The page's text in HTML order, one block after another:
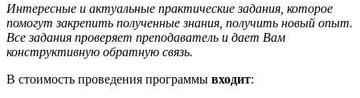
Интересные и актуальные практические задания, которое
помогут закрепить полученные знания, получить новый опыт.
Все задания проверяет преподаватель и дает Вам
конструктивную обратную связь.
В стоимость проведения программы входит: